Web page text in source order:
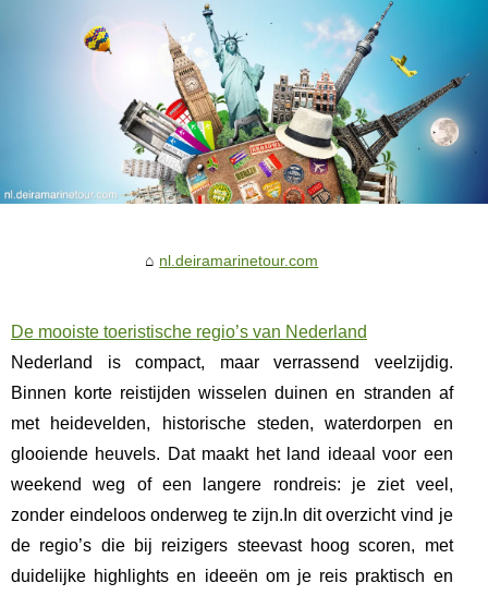
nl.deiramarinetour.com
De mooiste toeristische regio’s van Nederland
Nederland is compact, maar verrassend veelzijdig.
Binnen korte reistijden wisselen duinen en stranden af
met heidevelden, historische steden, waterdorpen en
glooiende heuvels. Dat maakt het land ideaal voor een
weekend weg of een langere rondreis: je ziet veel,
zonder eindeloos onderweg te zijn.In dit overzicht vind je
de regio’s die bij reizigers steevast hoog scoren, met
duidelijke highlights en ideeën om je reis praktisch en